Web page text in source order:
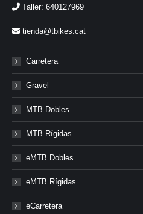
Taller: 640127969
tienda@tbikes.cat
Carretera
Gravel
MTB Dobles
MTB Rígidas
eMTB Dobles
eMTB Rígidas
eCarretera